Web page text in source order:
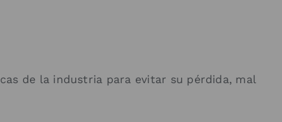
de la industria para evitar su pérdida, mal